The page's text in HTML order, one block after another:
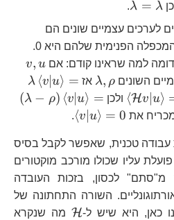
λ = λ
.
לערכים עצמיים שונים הם
, כלומר המכפלה הפנימית שלהם היא 0.
למה שראינו קודם: אם
v, u
השונים λ, ρ אז λ ⟨v ∣u⟩ =
⟨Hv u⟩ ולכן (λ − ρ) ⟨v ∣u⟩ =
את ⟨v u⟩ = 0
.
עבודה טכנית, שאפשר לקבל בסיס
פועלת עליו שכולו מורכב מוקטורים
\mathcal{H}
מ"סתם" לכסון, בזכות העובדה
השורה התחתונה של
כאן, היא שיש ל-H מה שנקרא